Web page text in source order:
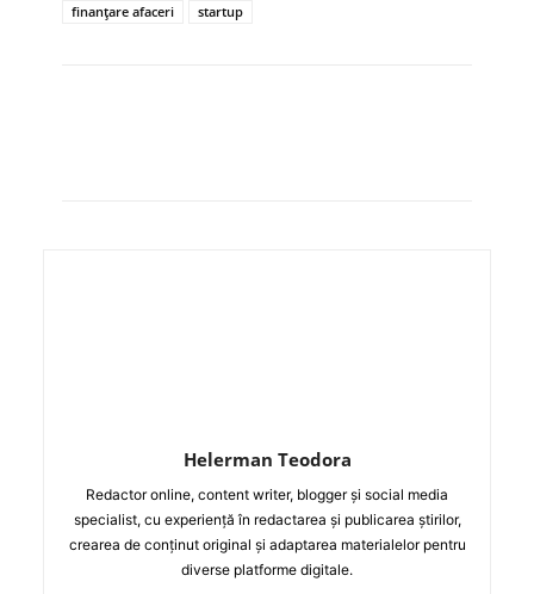
finanțare afaceri
startup
Helerman Teodora
Redactor online, content writer, blogger și social media
specialist, cu experiență în redactarea și publicarea știrilor,
crearea de conținut original și adaptarea materialelor pentru
diverse platforme digitale.